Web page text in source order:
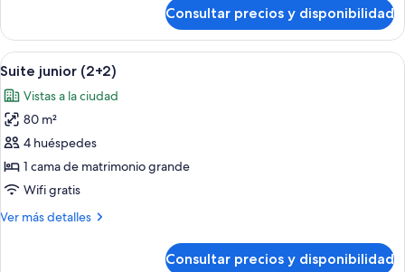
junior
Consultar precios y disponibilidad
Abrir
todas
las
fotos
de
Suite
junior
Una habitación de hotel con cama,
6
Suite junior (2+2)
Vistas a la ciudad
80 m²
4 huéspedes
1 cama de matrimonio grande
Wifi gratis
Ver más detalles
Más
Consultar precios y disponibilidad